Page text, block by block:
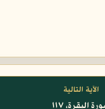
الآية التالية
البقرة، ١١٧